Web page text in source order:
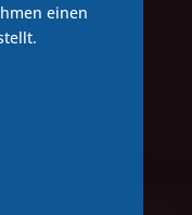
einen